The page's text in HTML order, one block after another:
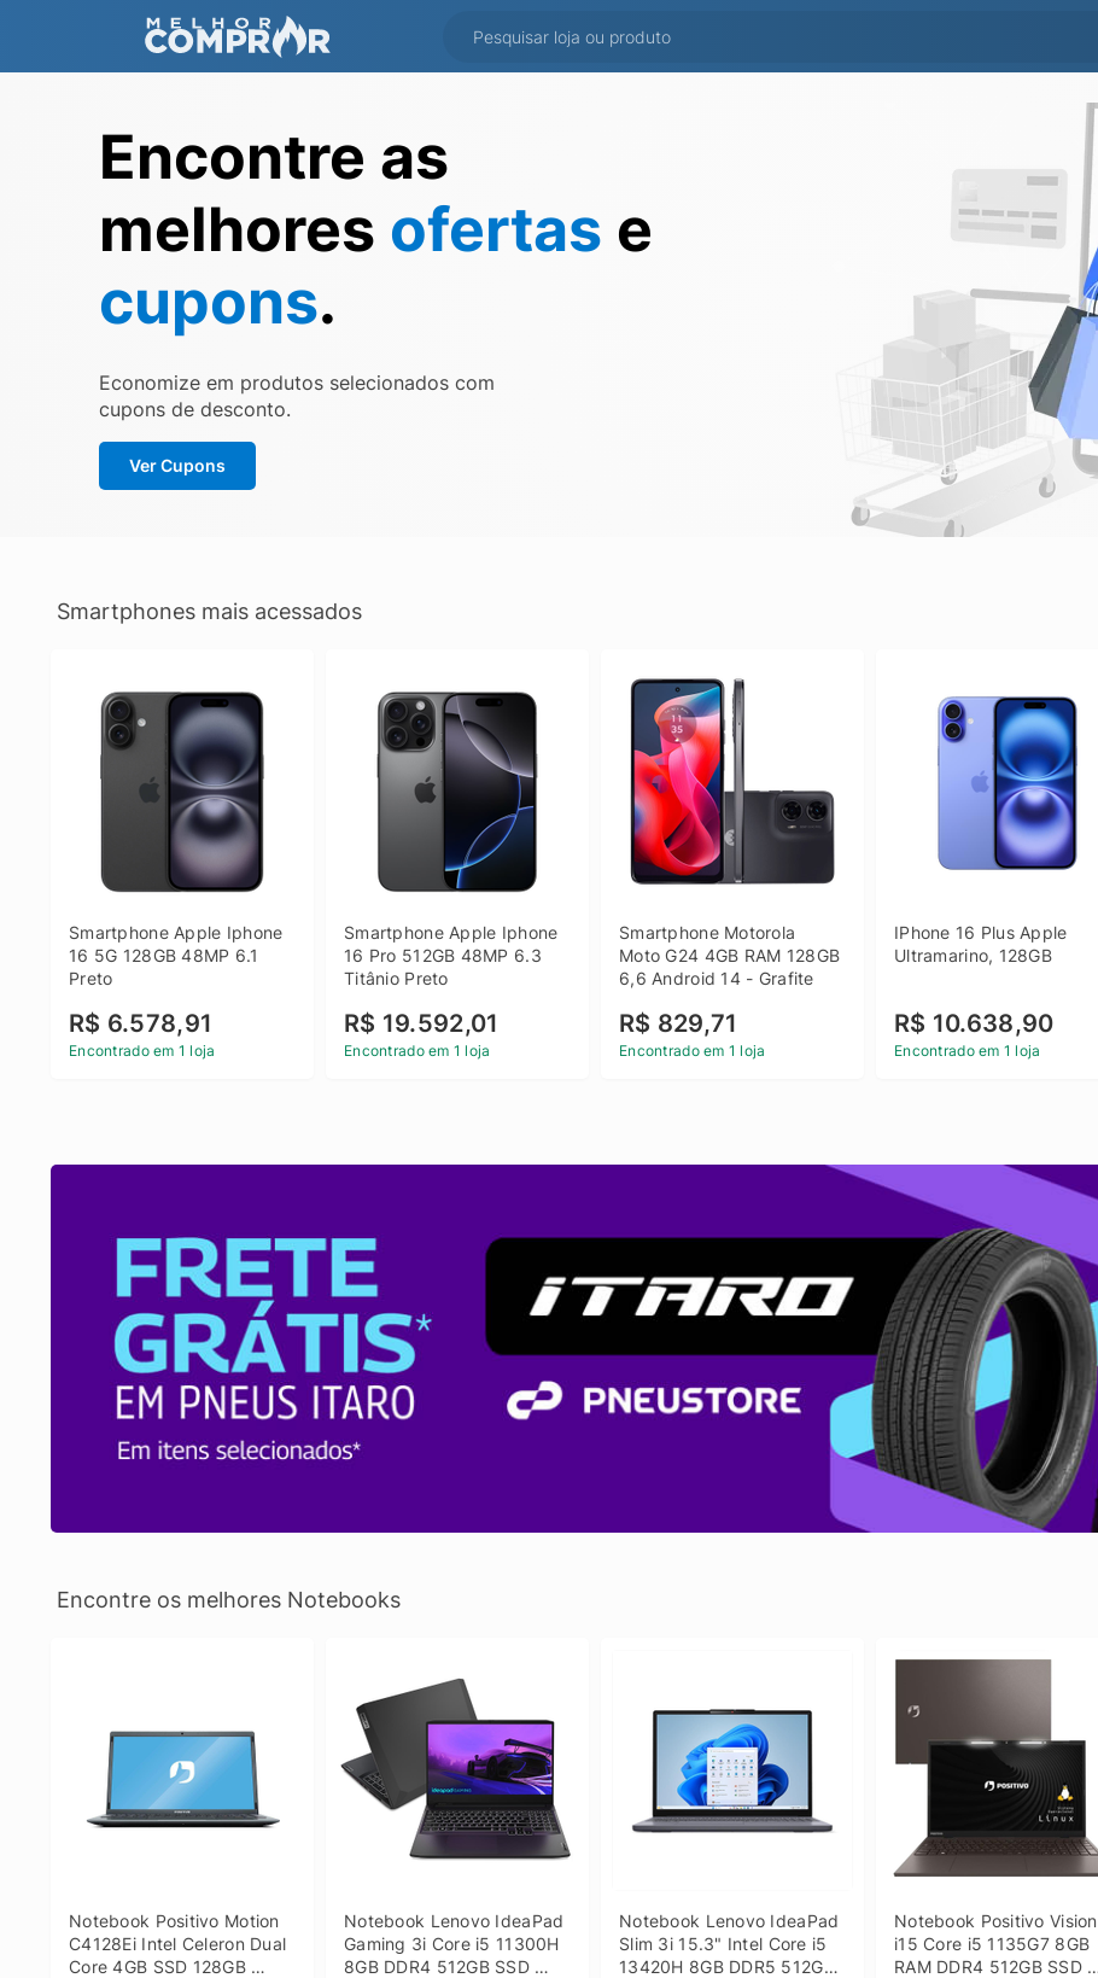
Encontre as
melhores ofertas e
cupons.
Economize em produtos selecionados com
cupons de desconto.
Ver Cupons
Smartphones mais acessados
Smartphone Apple Iphone
16 5G 128GB 48MP 6.1
Preto
R$ 6.578,91
Encontrado em 1 loja
Smartphone Apple Iphone
16 Pro 512GB 48MP 6.3
Titânio Preto
R$ 19.592,01
Encontrado em 1 loja
Smartphone Motorola
Moto G24 4GB RAM 128GB
6,6 Android 14 - Grafite
R$ 829,71
Encontrado em 1 loja
IPhone 16 Plus Apple
Ultramarino, 128GB
R$ 10.638,90
Encontrado em 1 loja
Encontre os melhores Notebooks
Notebook Positivo Motion
C4128Ei Intel Celeron Dual
Core 4GB SSD 128GB
Notebook Lenovo IdeaPad
Gaming 3i Core i5 11300H
8GB DDR4 512GB SSD
Notebook Lenovo IdeaPad
Slim 3i 15.3" Intel Core i5
13420H 8GB DDR5 512GB
Notebook Positivo Vision
i15 Core i5 1135G7 8GB
RAM DDR4 512GB SSD